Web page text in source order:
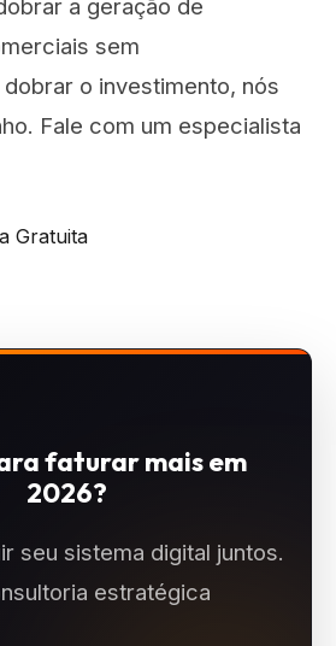
a geração de
sem
o investimento, nós
Fale com um especialista
Gratuita
faturar mais em
2026?
seu sistema digital juntos.
estratégica